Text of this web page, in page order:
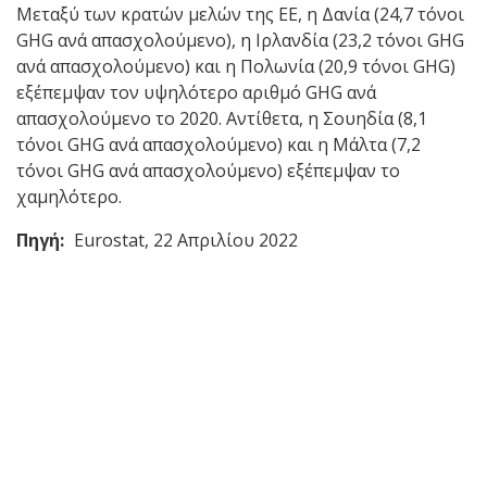
Μεταξύ των κρατών μελών της ΕΕ, η Δανία (24,7 τόνοι
GHG ανά απασχολούμενο), η Ιρλανδία (23,2 τόνοι GHG
ανά απασχολούμενο) και η Πολωνία (20,9 τόνοι GHG)
εξέπεμψαν τον υψηλότερο αριθμό GHG ανά
απασχολούμενο το 2020. Αντίθετα, η Σουηδία (8,1
τόνοι GHG ανά απασχολούμενο) και η Μάλτα (7,2
τόνοι GHG ανά απασχολούμενο) εξέπεμψαν το
χαμηλότερο.
Πηγή: Eurostat, 22 Απριλίου 2022